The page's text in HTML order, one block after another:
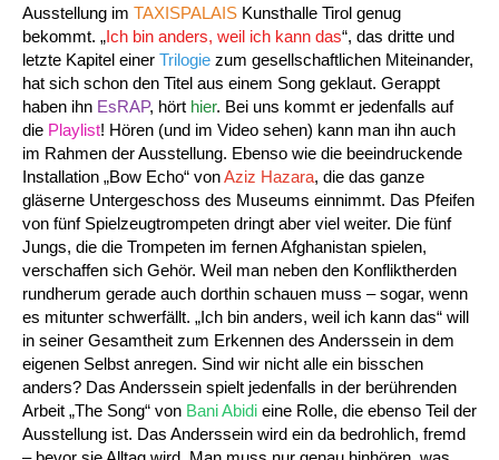
Ausstellung im TAXISPALAIS Kunsthalle Tirol genug
bekommt. „Ich bin anders, weil ich kann das“, das dritte und
letzte Kapitel einer Trilogie zum gesellschaftlichen Miteinander,
hat sich schon den Titel aus einem Song geklaut. Gerappt
haben ihn EsRAP, hört hier. Bei uns kommt er jedenfalls auf
die Playlist! Hören (und im Video sehen) kann man ihn auch
im Rahmen der Ausstellung. Ebenso wie die beeindruckende
Installation „Bow Echo“ vonAziz Hazara, die das ganze
gläserne Untergeschoss des Museums einnimmt. Das Pfeifen
von fünf Spielzeugtrompeten dringt aber viel weiter. Die fünf
Jungs, die die Trompeten im fernen Afghanistan spielen,
verschaffen sich Gehör. Weil man neben den Konfliktherden
rundherum gerade auch dorthin schauen muss – sogar, wenn
es mitunter schwerfällt. „Ich bin anders, weil ich kann das“ will
in seiner Gesamtheit zum Erkennen des Anderssein in dem
eigenen Selbst anregen. Sind wir nicht alle ein bisschen
anders? Das Anderssein spielt jedenfalls in der berührenden
Arbeit „The Song“ von Bani Abidi eine Rolle, die ebenso Teil der
Ausstellung ist. Das Anderssein wird ein da bedrohlich, fremd